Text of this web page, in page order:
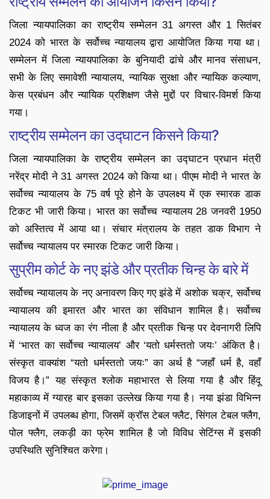
जिला न्यायपालिका का राष्ट्रीय सम्मेलन 31 अगस्त और 1 सितंबर
2024 को भारत के सर्वोच्च न्यायालय द्वारा आयोजित किया गया था।
सम्मेलन में जिला न्यायपालिका के बुनियादी ढांचे और मानव संसाधन,
सभी के लिए समावेशी न्यायालय, न्यायिक सुरक्षा और न्यायिक कल्याण,
केस प्रबंधन और न्यायिक प्रशिक्षण जैसे मुद्दों पर विचार-विमर्श किया
गया।
राष्ट्रीय सम्मेलन का उद्घाटन किसने किया?
जिला न्यायपालिका के राष्ट्रीय सम्मेलन का उद्घाटन प्रधान मंत्री
नरेंद्र मोदी ने 31 अगस्त 2024 को किया था। पीएम मोदी ने भारत के
सर्वोच्च न्यायालय के 75 वर्ष पूरे होने के उपलक्ष्य में एक स्मारक डाक
टिकट भी जारी किया। भारत का सर्वोच्च न्यायालय 28 जनवरी 1950
को अस्तित्व में आया था। संचार मंत्रालय के तहत डाक विभाग ने
सर्वोच्च न्यायालय पर स्मारक टिकट जारी किया।
सुप्रीम कोर्ट के नए झंडे और प्रतीक चिन्ह के बारे में
सर्वोच्च न्यायालय के नए अनावरण किए गए झंडे में अशोक चक्र, सर्वोच्च
न्यायालय की इमारत और भारत का संविधान शामिल है। सर्वोच्च
न्यायालय के ध्वज का रंग नीला है और प्रतीक चिन्ह पर देवनागरी लिपि
में ‘भारत का सर्वोच्च न्यायालय’ और ‘यतो धर्मस्ततो जयः’ अंकित है।
संस्कृत वाक्यांश “यतो धर्मस्ततो जयः” का अर्थ है “जहाँ धर्म है, वहाँ
विजय है।” यह संस्कृत श्लोक महाभारत से लिया गया है और हिंदू
महाकाव्य में ग्यारह बार इसका उल्लेख किया गया है। नया झंडा विभिन्न
डिजाइनों में उपलब्ध होगा, जिसमें क्रॉस टेबल फ्लैट, सिंगल टेबल फ्लैग,
पोल फ्लैग, लकड़ी का फ्रेम शामिल है जो विविध सेटिंग्स में इसकी
उपस्थिति सुनिश्चित करेगा।